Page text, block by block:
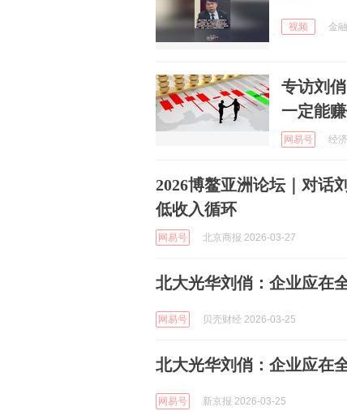
视频 金
专访刘
一定能
网易号 经
2026博鳌亚洲论坛｜对话
低收入循环
网易号 北京商报 2026-03-27
北大光华刘俏：企业应在
网易号 贝壳财经 2026-03-25
北大光华刘俏：企业应在
网易号 新京报 2026-03-25